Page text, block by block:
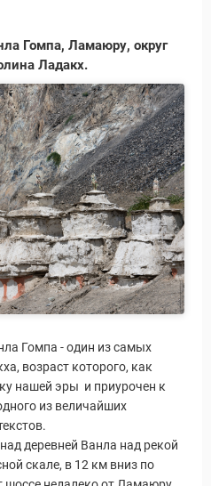
Гомпа, Ламаюру, округ
Ладакх.
Гомпа - один из самых
возраст которого, как
нашей эры и приурочен к
из величайших
деревней Ванла над рекой
скале, в 12 км вниз по